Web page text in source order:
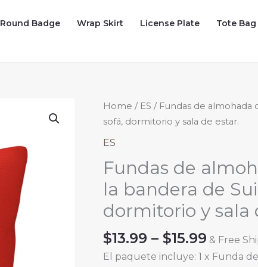
Round Badge Wrap Skirt License Plate
Tote Bag
Home / ES / Fundas de almohada
sofá, dormitorio y sala de estar.
ES
Fundas de
la bandera de
dormitorio y sala
$13.99 – $15.99 Price
range:
& Free
El paquete incluye: 1 x Funda